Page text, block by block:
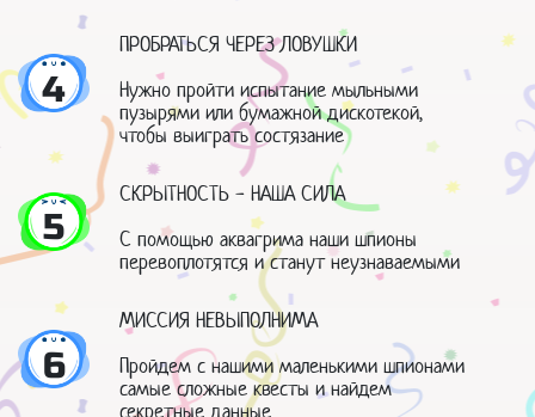
4
ПРОБРАТЬСЯ ЧЕРЕЗ ЛОВУШКИ
Нужно пройти испытание мыльными
пузырями или бумажной дискотекой,
чтобы выиграть состязание
5
СКРЫТНОСТЬ - НАША СИЛА
С помощью аквагрима наши шпионы
перевоплотятся и станут неузнаваемыми
6
МИССИЯ НЕВЫПОЛНИМА
Пройдем с нашими маленькими шпионами
самые сложные квесты и найдем
секретные данные